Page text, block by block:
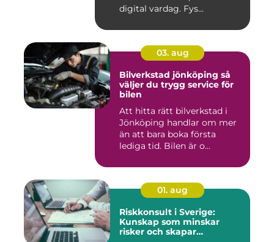
digital vardag. Fys...
03. aug
Bilverkstad jönköping så
väljer du trygg service för
bilen
Att hitta rätt bilverkstad i
Jönköping handlar om mer
än att bara boka första
lediga tid. Bilen är o...
01. aug
Riskkonsult i Sverige:
Kunskap som minskar
risker och skapar